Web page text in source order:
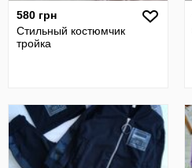
580 грн
Стильный костюмчик
тройка